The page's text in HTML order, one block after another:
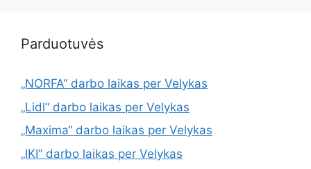
Parduotuvės
„NORFA“ darbo laikas per Velykas
„Lidl“ darbo laikas per Velykas
„Maxima“ darbo laikas per Velykas
„IKI“ darbo laikas per Velykas